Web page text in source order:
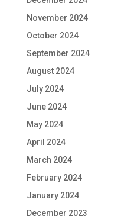
November 2024
October 2024
September 2024
August 2024
July 2024
June 2024
May 2024
April 2024
March 2024
February 2024
January 2024
December 2023